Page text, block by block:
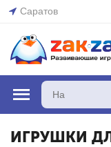
Саратов
ИГРУШКИ